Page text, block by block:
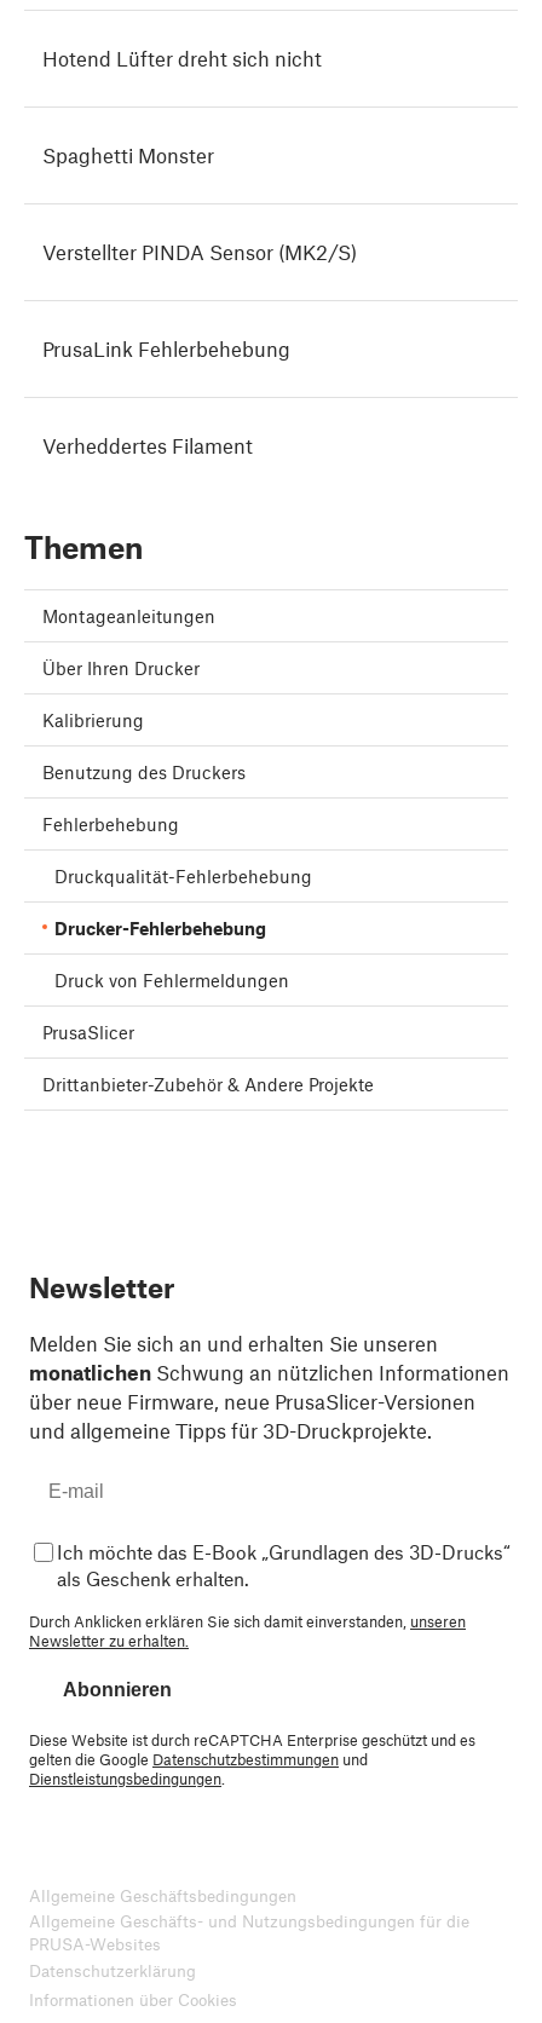
Hotend Lüfter dreht sich nicht
Spaghetti Monster
Verstellter PINDA Sensor (MK2/S)
PrusaLink Fehlerbehebung
Verheddertes Filament
Themen
Montageanleitungen
Über Ihren Drucker
Kalibrierung
Benutzung des Druckers
Fehlerbehebung
Druckqualität-Fehlerbehebung
Drucker-Fehlerbehebung
Druck von Fehlermeldungen
PrusaSlicer
Drittanbieter-Zubehör & Andere Projekte
Newsletter
Melden Sie sich an und erhalten Sie unseren
monatlichen Schwung an nützlichen Informationen
über neue Firmware, neue PrusaSlicer-Versionen
und allgemeine Tipps für 3D-Druckprojekte.
Ich möchte das E-Book „Grundlagen des 3D-Drucks“
als Geschenk erhalten.
Durch Anklicken erklären Sie sich damit einverstanden, unseren
Newsletter zu erhalten.
Abonnieren
Diese Website ist durch reCAPTCHA Enterprise geschützt und es
gelten die Google Datenschutzbestimmungen und
Dienstleistungsbedingungen
Allgemeine Geschäftsbedingungen
Allgemeine Geschäfts- und Nutzungsbedingungen für die
PRUSA-Websites
Datenschutzerklärung
Informationen über Cookies